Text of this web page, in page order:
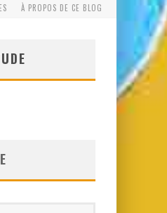
À PROPOS DE CE BLOG